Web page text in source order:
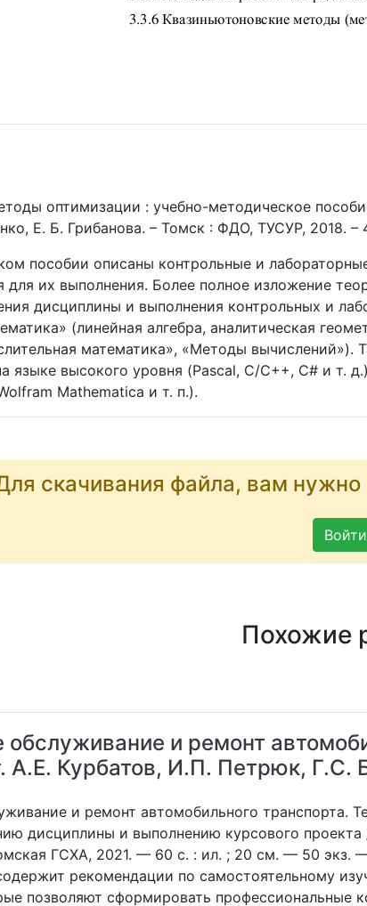
оптимизации : учебно-методическое
Е. Б. Грибанова. – Томск : ФДО, ТУСУР, 2018. –
пособии описаны контрольные и
для их выполнения. Более полное изложение
дисциплины и выполнения контрольных и
(линейная алгебра, аналитическая
математика», «Методы
языке высокого уровня (Pascal, C/C++, C# и т.
Mathematica и т. п.).
скачивания файла, вам нужно
Войти
Похожие
обслуживание и ремонт
А.Е. Курбатов, И.П. Петрюк, Г.С.
и ремонт автомобильного транспорта.
дисциплины и выполнению курсового
ГСХА, 2021. — 60 с. : ил. ; 20 см. — 50 экз.
рекомендации по самостоятельному
позволяют сформировать профессиональные